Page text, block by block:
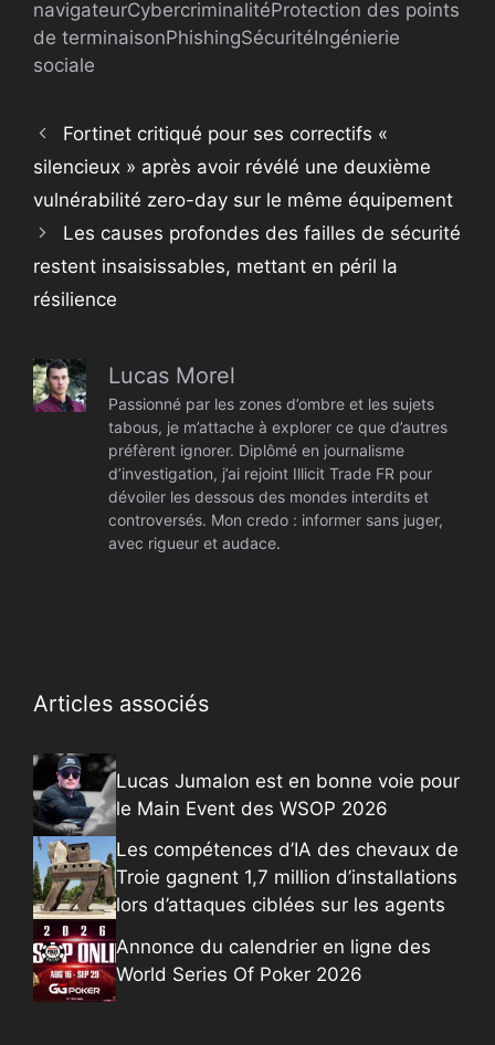
navigateurCybercriminalitéProtection des points
de terminaisonPhishingSécuritéIngénierie
sociale
Fortinet critiqué pour ses correctifs «
silencieux » après avoir révélé une deuxième
vulnérabilité zero-day sur le même équipement
Les causes profondes des failles de sécurité
restent insaisissables, mettant en péril la
résilience
Lucas Morel
Passionné par les zones d’ombre et les sujets
tabous, je m’attache à explorer ce que d’autres
préfèrent ignorer. Diplômé en journalisme
d’investigation, j’ai rejoint Illicit Trade FR pour
dévoiler les dessous des mondes interdits et
controversés. Mon credo : informer sans juger,
avec rigueur et audace.
Articles associés
Lucas Jumalon est en bonne voie pour
le Main Event des WSOP 2026
Les compétences d’IA des chevaux de
Troie gagnent 1,7 million d’installations
lors d’attaques ciblées sur les agents
Annonce du calendrier en ligne des
World Series Of Poker 2026